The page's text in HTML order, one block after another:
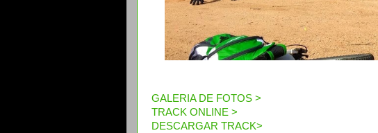
GALERIA DE FOTOS >
TRACK ONLINE >
DESCARGAR TRACK>